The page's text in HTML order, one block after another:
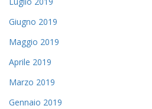
Giugno 2019
Maggio 2019
Aprile 2019
Marzo 2019
Gennaio 2019